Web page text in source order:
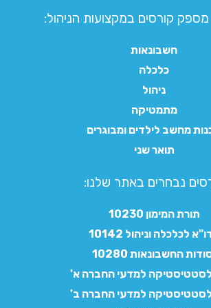
קורסים במקצועות הניהול:
חשבונאות
כלכלה
ניהול
מתמטיקה
מחשב לילדים ומבוגרים
תואר שני
נבחרים באתר שלנו:​
תורת המימון 10230
לכלכלה וניהול 10142
החשבונאות 10280
למדעי החברה א'
למדעי החברה ב'